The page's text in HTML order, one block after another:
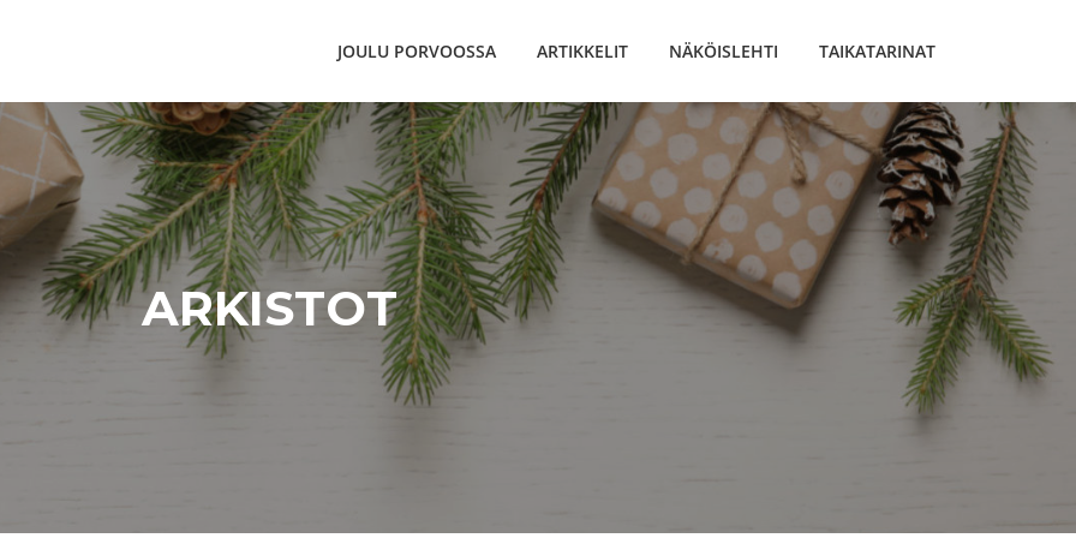
JOULU PORVOOSSA ARTIKKELIT NÄKÖISLEHTI TAIKATARINAT
ARKISTOT